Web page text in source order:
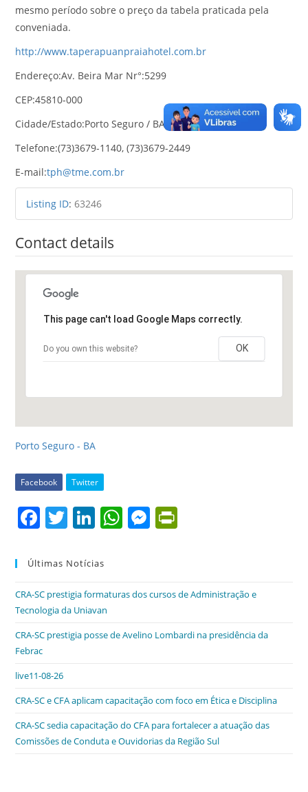
mesmo período sobre o preço da tabela praticada pela
conveniada.
http://www.taperapuanpraiahotel.com.br
Endereço:Av. Beira Mar Nr°:5299
CEP:45810-000
Cidade/Estado:Porto Seguro / BA
Telefone:(73)3679-1140, (73)3679-2449
E-mail:tph@tme.com.br
Listing ID:63246
Contact details
This page can't load Google Maps correctly.
Do you own this website? OK
Porto Seguro - BA
Facebook Twitter
F
c
b
o
o
k
T
itt
er
Li
k
dI
n
W
A
p
M
n
g
ri
e
n
Últimas Notícias
CRA-SC prestigia formaturas dos cursos de Administração e
Tecnologia da Uniavan
CRA-SC prestigia posse de Avelino Lombardi na presidência da
Febrac
live11-08-26
CRA-SC e CFA aplicam capacitação com foco em Ética e Disciplina
CRA-SC sedia capacitação do CFA para fortalecer a atuação das
Comissões de Conduta e Ouvidorias da Região Sul